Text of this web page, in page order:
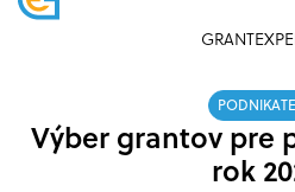
Výber grantov pre
rok